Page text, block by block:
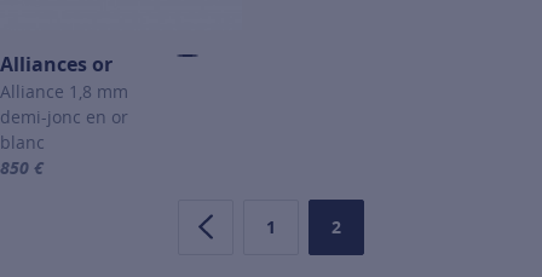
Alliances or
Alliance 1,8 mm
demi-jonc en or
blanc
850 €
Page précédente
Page
1 Page
2